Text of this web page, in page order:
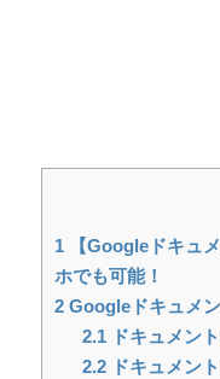
1 【Googleドキュ
ホでも可能！
2 Googleドキュメ
2.1ドキュメント
2.2ドキュメント